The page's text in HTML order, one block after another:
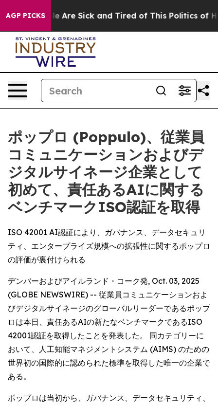
AGP PICKS
“People Are Sick and Tired of This Politics of
ポップロ (Poppulo)、従業員
コミュニケーションおよびデ
ジタルサイネージ企業として
初めて、責任あるAIに関する
ベンチマークISO認証を取得
ISO 42001 AI認証により、ガバナンス、データセキュリ
ティ、エンタープライズ規模への拡張性に関するポップロ
の評価が裏付けられる
デンバーおよびアイルランド・コーク発, Oct. 03, 2025
(GLOBE NEWSWIRE) -- 従業員コミュニケーションおよ
びデジタルサイネージのグローバルリーダーであるポップ
ロは本日、責任あるAIの新たなベンチマークであるISO
42001認証を取得したことを発表した。 同カテゴリーに
おいて、人工知能マネジメントシステム (AIMS) のための
世界初の国際的に認められた標準を取得した唯一の企業で
ある。
ポップロは当初から、ガバナンス、データセキュリティ、